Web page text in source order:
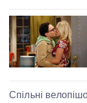
Спільні